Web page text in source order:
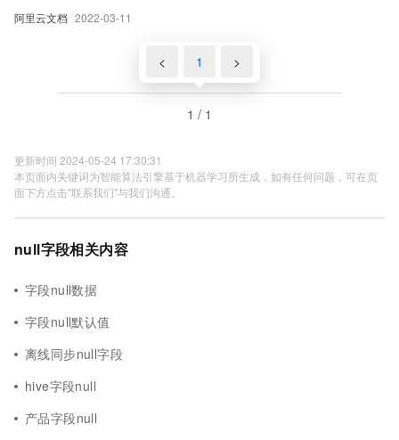
阿里云文档 2022-03-11
< 1 >
1 / 1
更新时间 2024-05-24 17:30:31
本页面内关键词为智能算法引擎基于机器学习所生成，如有任何问题，可在页
面下方点击"联系我们"与我们沟通。
null字段相关内容
字段null数据
字段null默认值
离线同步null字段
hive字段null
产品字段null